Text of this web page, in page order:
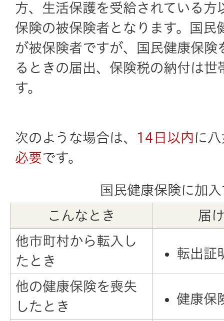
方、生活保護を受給されている方
保険の被保険者となります。国民
が被保険者ですが、国民健康保険
るときの届出、保険税の納付は世
す。
次のような場合は、 14日以内 に
必要です。
国民健康保険に加
こんなとき
届
他市町村から転入し
たとき
転出証
他の健康保険を喪失
したとき
健康保